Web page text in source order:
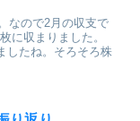
なので2月の収支で
に収まりました。
したね。そろそろ株